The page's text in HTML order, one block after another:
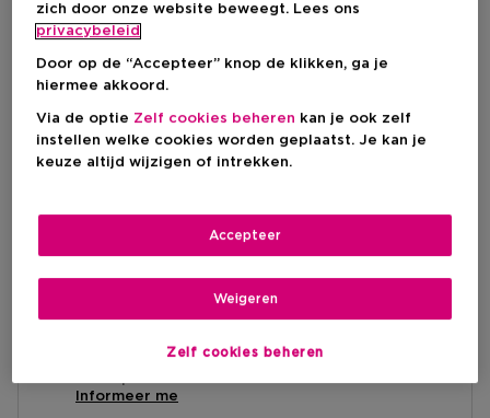
Kies je formaat
170 G Niet op voorraad
170 G
€ 15,50
Levering aan huis
Informeer me
zich door onze website beweegt. Lees ons
privacybeleid
Door op de “Accepteer” knop de klikken, ga je
hiermee akkoord.
Via de optie Zelf cookies beheren kan je ook zelf
instellen welke cookies worden geplaatst. Je kan je
keuze altijd wijzigen of intrekken.
Zelf cookies beheren
Weigeren
Accepteer